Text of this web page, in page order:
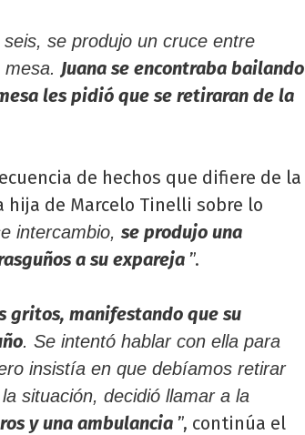
se produjo un cruce entre
Juana se encontraba bailando
les pidió que se retiraran de la
de hechos que difiere de la
de Marcelo Tinelli sobre lo
intercambio, se produjo una
a su expareja ”.
gritos, manifestando que su
. Se intentó hablar con ella para
insistía en que debíamos retirar
situación, decidió llamar a la
y una ambulancia ”, continúa el